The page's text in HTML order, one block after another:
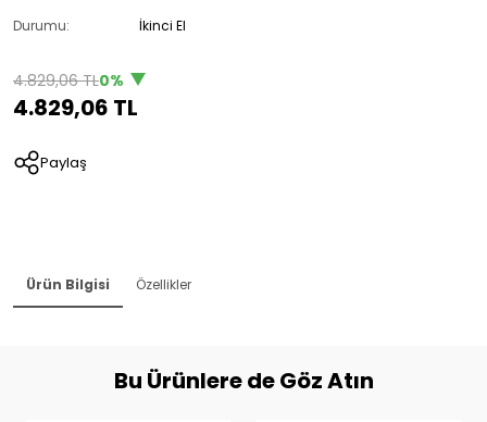
Durumu: İkinci El
4.829,06 TL0%
4.829,06 TL
Paylaş
Ürün Bilgisi Özellikler
Bu Ürünlere de Göz Atın